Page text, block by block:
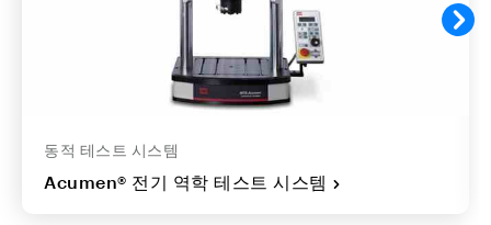
동적 테스트 시스템
Acumen® 전기 역학 테스트 시스템